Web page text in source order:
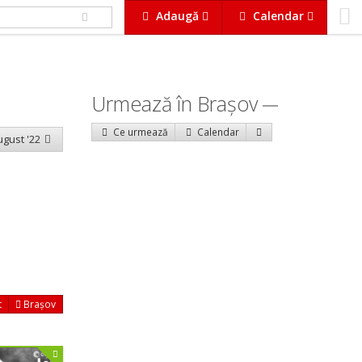
Adaugă Calendar
'22
Brașov
Urmează în Braşov
Ce urmează Calendar